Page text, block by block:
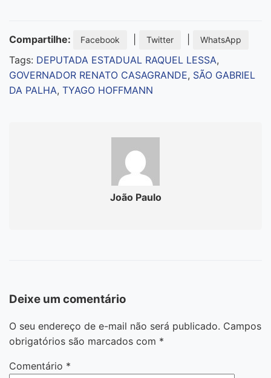
Compartilhe: Facebook Twitter WhatsApp
Tags: DEPUTADA ESTADUAL RAQUEL LESSA,
GOVERNADOR RENATO CASAGRANDE, SÃO GABRIEL
DA PALHA, TYAGO HOFFMANN
João Paulo
Deixe um comentário
O seu endereço de e-mail não será publicado. Campos
obrigatórios são marcados com *
Comentário *